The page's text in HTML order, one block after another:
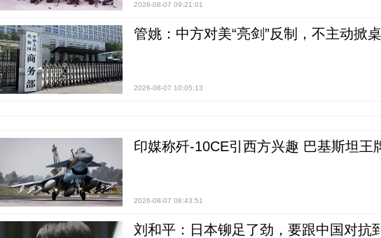
2026-08-07 09:21:01
管姚：中方对美“亮剑”反制，不主动掀
2026-08-07 10:05:13
印媒称歼-10CE引西方兴趣 巴基斯坦王
2026-08-07 08:43:51
刘和平：日本铆足了劲，要跟中国对抗